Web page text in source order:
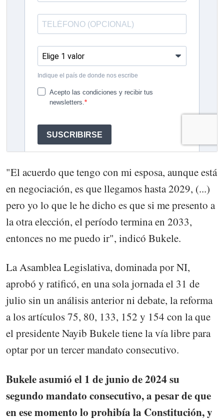
"El acuerdo que tengo con mi esposa, aunque está
en negociación, es que llegamos hasta 2029, (...)
pero yo lo que le he dicho es que si me presento a
la otra elección, el período termina en 2033,
entonces no me puedo ir", indicó Bukele.
La Asamblea Legislativa, dominada por NI,
aprobó y ratificó, en una sola jornada el 31 de
julio sin un análisis anterior ni debate, la reforma
a los artículos 75, 80, 133, 152 y 154 con la que
el presidente Nayib Bukele tiene la vía libre para
optar por un tercer mandato consecutivo.
Bukele asumió el 1 de junio de 2024 su
segundo mandato consecutivo, a pesar de que
en ese momento lo prohibía la Constitución, y